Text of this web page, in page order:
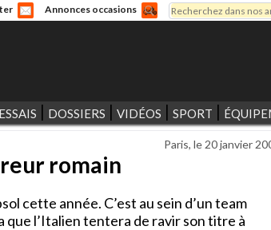
Annonces occasions
Formulaire de
Rechercher
ESSAIS DOSSIERS VIDÉOS SPORT
Paris, le 20 janvier
romain
cette année. C’est au sein d’un team
l’Italien tentera de ravir son titre à